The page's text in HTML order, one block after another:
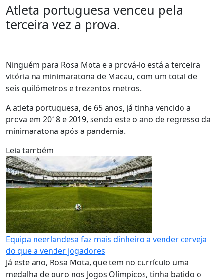
Atleta portuguesa venceu pela
terceira vez a prova.
Ninguém para Rosa Mota e a prová-lo está a terceira
vitória na minimaratona de Macau, com um total de
seis quilómetros e trezentos metros.
A atleta portuguesa, de 65 anos, já tinha vencido a
prova em 2018 e 2019, sendo este o ano de regresso da
minimaratona após a pandemia.
Leia também
Equipa neerlandesa faz mais dinheiro a vender cerveja
do que a vender jogadores
Já este ano, Rosa Mota, que tem no currículo uma
medalha de ouro nos Jogos Olímpicos, tinha batido o